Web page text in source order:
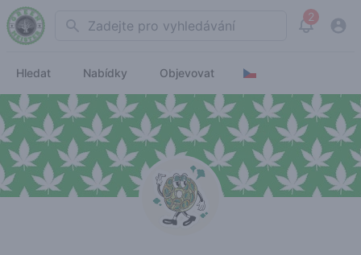
Search 2
View
Hledat Nabídky Objevovat